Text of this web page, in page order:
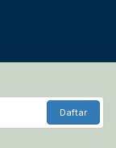
Daftar